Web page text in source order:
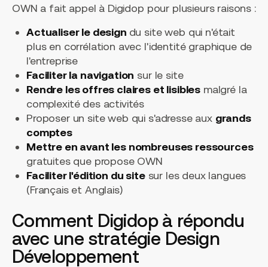
OWN a fait appel à Digidop pour plusieurs raisons :
Actualiser le design du site web qui n'était
plus en corrélation avec l'identité graphique de
l'entreprise
Faciliter la navigation sur le site
Rendre les offres claires et lisibles malgré la
complexité des activités
Proposer un site web qui s'adresse aux grands
comptes
Mettre en avant les nombreuses ressources
gratuites que propose OWN
Faciliter l'édition du sitesur les deux langues
(Français et Anglais)
Comment Digidop à répondu
avec une stratégie Design
Développement